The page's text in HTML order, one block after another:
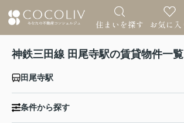
神鉄三田線 田尾寺駅の賃貸物件一覧
田尾寺駅
条件から探す